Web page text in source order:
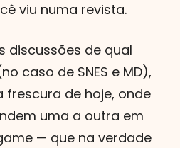
viu numa revista.
discussões de qual
caso de SNES e MD),
frescura de hoje, onde
uma a outra em
— que na verdade